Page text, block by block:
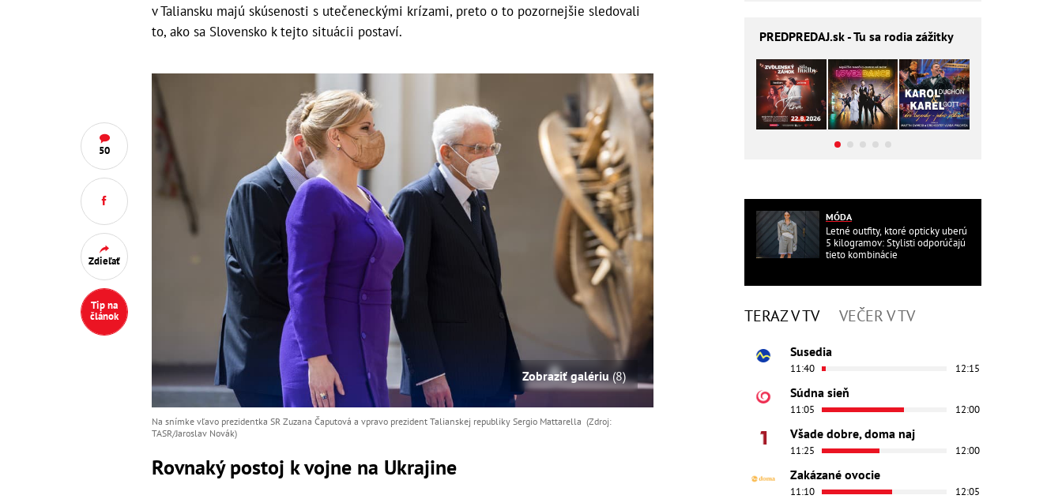
50
Zdieľať
Tip na
článok
v Taliansku majú skúsenosti s utečeneckými krízami, preto o to pozornejšie sledovali
to, ako sa Slovensko k tejto situácii postaví.
Zobraziť galériu(8)
Na snímke vľavo prezidentka SR Zuzana Čaputová a vpravo prezident Talianskej republiky Sergio Mattarella (Zdroj:
TASR/Jaroslav Novák)
Rovnaký postoj k vojne na Ukrajine
PREDPREDAJ.sk - Tu sa rodia zážitky
MÓDA
Letné outfity, ktoré opticky uberú
5 kilogramov: Stylisti odporúčajú
tieto kombinácie
TERAZ V TV VEČER V TV
Susedia
11:40 12:15
Súdna sieň
11:05 12:00
Všade dobre, doma naj
11:25 12:00
Zakázané ovocie
11:10 12:05